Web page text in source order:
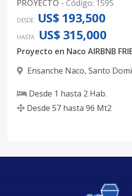
PROYECTO - Código: 1595
DESDE US$ 193,500
HASTA US$ 315,000
Ensanche Naco, Santo
Desde 1 hasta 2 Hab.
Desde 57 hasta 96 Mt2